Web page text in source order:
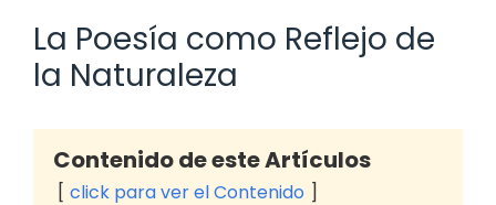
La Poesía como Reflejo de
la Naturaleza
Contenido de este Artículos
click para ver el Contenido